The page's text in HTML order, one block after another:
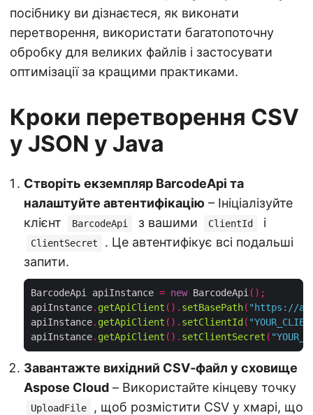
посібнику ви дізнаєтеся, як виконати
перетворення, використати багатопоточну
обробку для великих файлів і застосувати
оптимізації за кращими практиками.
Кроки перетворення CSV
у JSON у Java
Створіть екземпляр BarcodeApi та
налаштуйте автентифікацію – Ініціалізуйте
клієнт
BarcodeApi з вашими ClientId і
ClientSecret
. Це автентифікує всі подальші
запити.
BarcodeApi apiInstance = new BarcodeApi ();
apiInstance. getApiClient (). setBasePath( "https://
apiInstance. getApiClient (). setClientId (
apiInstance. getApiClient (). setClientSecret (
Завантажте вихідний CSV‑файл у сховище
Aspose Cloud – Використайте кінцеву точку
UploadFile
, щоб розмістити CSV у хмарі, що